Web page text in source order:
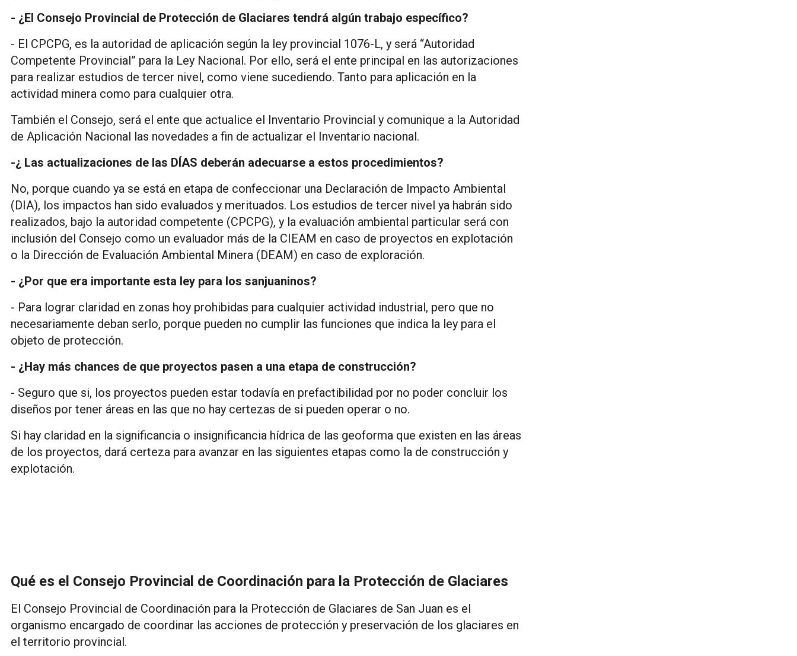
- ¿El Consejo Provincial de Protección de Glaciares tendrá algún trabajo específico?
- El CPCPG, es la autoridad de aplicación según la ley provincial 1076-L, y será “Autoridad
Competente Provincial” para la Ley Nacional. Por ello, será el ente principal en las autorizaciones
para realizar estudios de tercer nivel, como viene sucediendo. Tanto para aplicación en la
actividad minera como para cualquier otra.
También el Consejo, será el ente que actualice el Inventario Provincial y comunique a la Autoridad
de Aplicación Nacional las novedades a fin de actualizar el Inventario nacional.
-¿ Las actualizaciones de las DÍAS deberán adecuarse a estos procedimientos?
No, porque cuando ya se está en etapa de confeccionar una Declaración de Impacto Ambiental
(DIA), los impactos han sido evaluados y merituados. Los estudios de tercer nivel ya habrán sido
realizados, bajo la autoridad competente (CPCPG), y la evaluación ambiental particular será con
inclusión del Consejo como un evaluador más de la CIEAM en caso de proyectos en explotación
o la Dirección de Evaluación Ambiental Minera (DEAM) en caso de exploración.
- ¿Por que era importante esta ley para los sanjuaninos?
- Para lograr claridad en zonas hoy prohibidas para cualquier actividad industrial, pero que no
necesariamente deban serlo, porque pueden no cumplir las funciones que indica la ley para el
objeto de protección.
- ¿Hay más chances de que proyectos pasen a una etapa de construcción?
- Seguro que si, los proyectos pueden estar todavía en prefactibilidad por no poder concluir los
diseños por tener áreas en las que no hay certezas de si pueden operar o no.
Si hay claridad en la significancia o insignificancia hídrica de las geoforma que existen en las áreas
de los proyectos, dará certeza para avanzar en las siguientes etapas como la de construcción y
explotación.
Qué es el Consejo Provincial de Coordinación para la Protección de Glaciares
El Consejo Provincial de Coordinación para la Protección de Glaciares de San Juan es el
organismo encargado de coordinar las acciones de protección y preservación de los glaciares en
el territorio provincial.